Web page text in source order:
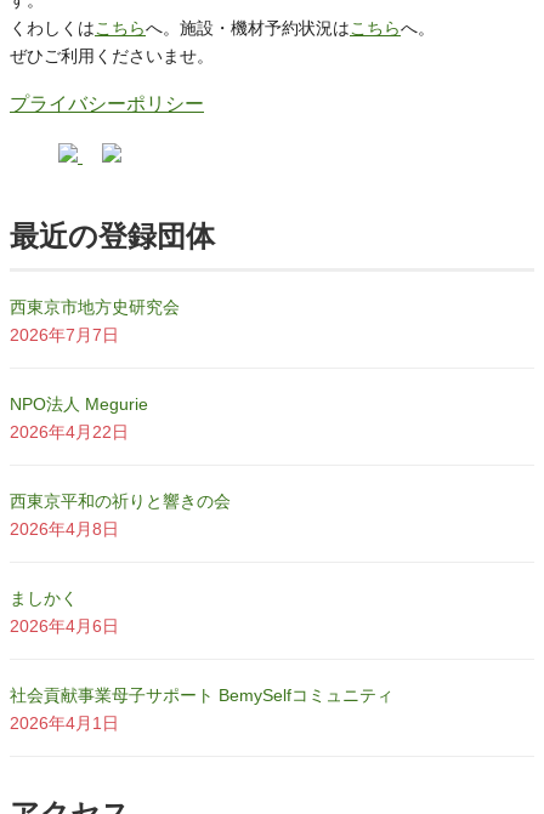
くわしくはこちらへ。施設・機材予約状況はこちらへ。
ぜひご利用くださいませ。
プライバシーポリシー
最近の登録団体
西東京市地方史研究会
2026年7月7日
NPO法人 Megurie
2026年4月22日
西東京平和の祈りと響きの会
2026年4月8日
ましかく
2026年4月6日
社会貢献事業母子サポート BemySelfコミュニティ
2026年4月1日